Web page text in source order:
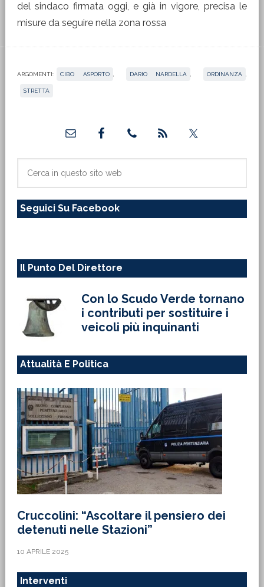
del sindaco firmata oggi, e già in vigore, precisa le
misure da seguire nella zona rossa
ARGOMENTI: CIBO ASPORTO DARIO NARDELLA ORDINANZA
STRETTA
primaria
sito
Seguici Su Facebook
Il Punto Del Direttore
Con lo Scudo Verde tornano
i contributi per sostituire i
veicoli più inquinanti
Attualità E Politica
Cruccolini: “Ascoltare il pensiero dei
detenuti nelle Stazioni”
10 APRILE 2025
Interventi